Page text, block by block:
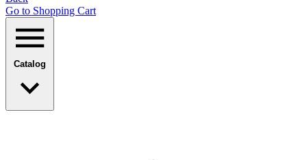
Go to Shopping Сart
Catalog